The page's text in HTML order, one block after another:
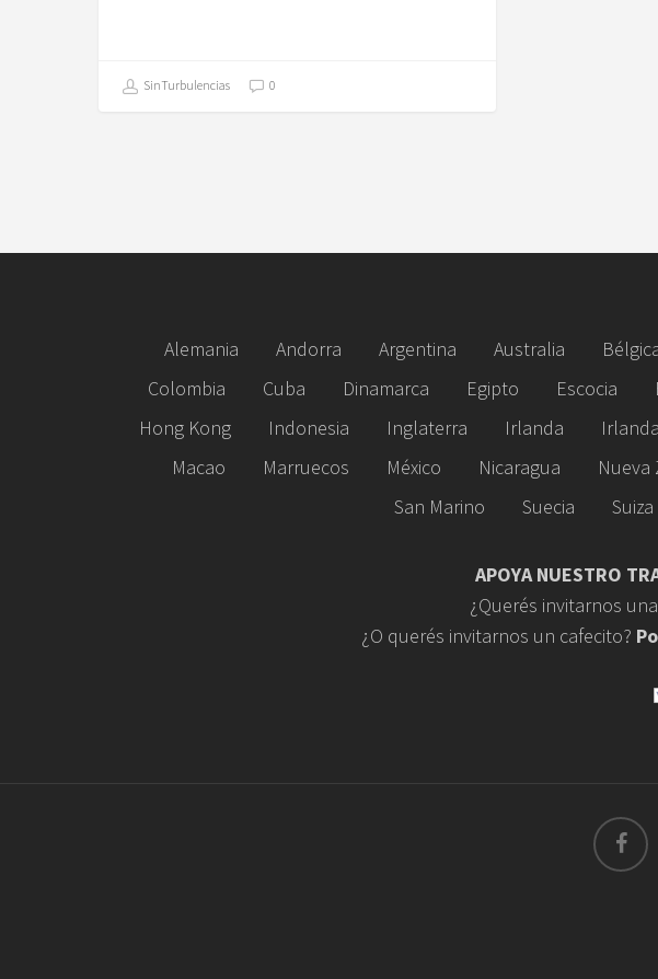
SinTurbulencias 0
Alemania Andorra Argentina Australia
Colombia
Cuba Dinamarca Egipto Escocia
Hong Kong
Indonesia Inglaterra Irlanda
Macao
Marruecos México Nicaragua Nueva
San Marino
Suecia Suiza
APOYA NUESTRO
¿Querés invitarnos
¿O querés invitarnos un cafecito?
facebook